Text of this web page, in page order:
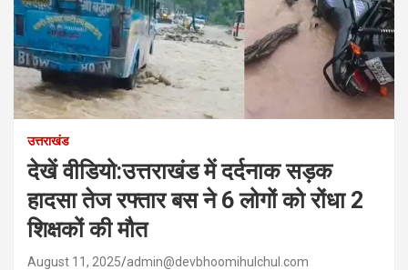
उत्तराखंड
देखें वीडियो:उत्तराखंड में दर्दनाक सड़क
हादसा तेज रफ्तार बस ने 6 लोगों को रोंधा 2
शिक्षकों की मौत
August 11, 2025 admin@devbhoomihulchul.com